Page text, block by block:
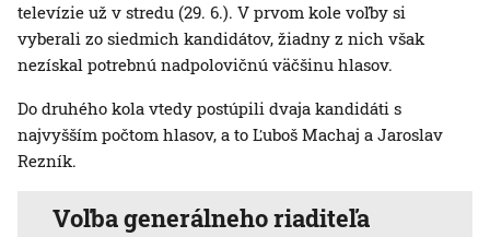
televízie už v stredu (29. 6.). V prvom kole voľby si
vyberali zo siedmich kandidátov, žiadny z nich však
nezískal potrebnú nadpolovičnú väčšinu hlasov.
Do druhého kola vtedy postúpili dvaja kandidáti s
najvyšším počtom hlasov, a to Ľuboš Machaj a Jaroslav
Rezník.
Voľba generálneho riaditeľa